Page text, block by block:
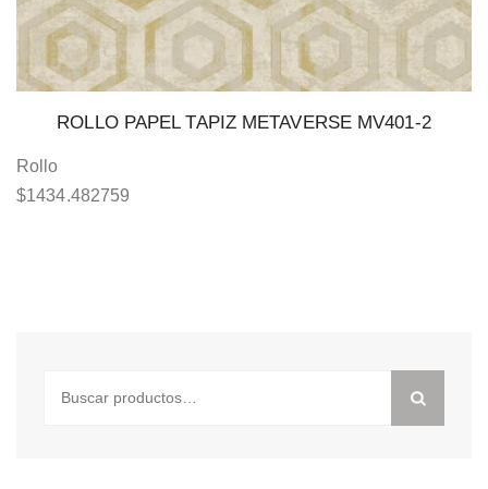
ROLLO PAPEL TAPIZ METAVERSE MV401-2
Rollo
$1434.482759